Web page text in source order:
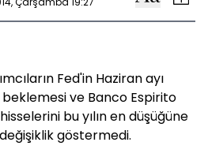
Fed'in Haziran ayı
ve Banco Espirito
bu yılın en düşüğüne
göstermedi.